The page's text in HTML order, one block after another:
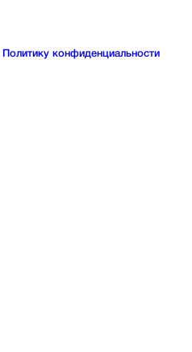
Политику конфиденциальности